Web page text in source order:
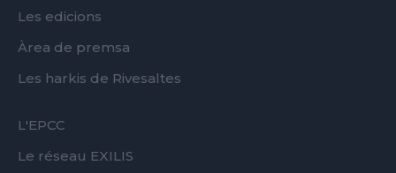
Les edicions
Àrea de premsa
Les harkis de Rivesaltes
FOOTER
L'EPCC
Le réseau EXILIS